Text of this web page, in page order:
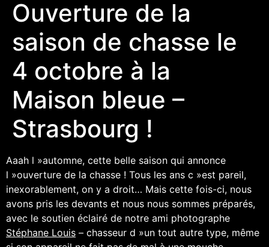
Ouverture de la
saison de chasse le
4 octobre à la
Maison bleue –
Strasbourg !
Aaah l »automne, cette belle saison qui annonce
l »ouverture de la chasse ! Tous les ans c »est pareil,
inexorablement, on y a droit… Mais cette fois-ci, nous
avons pris les devants et nous nous sommes préparés,
avec le soutien éclairé de notre ami photographe
Stéphane Louis – chasseur d »un tout autre type, même